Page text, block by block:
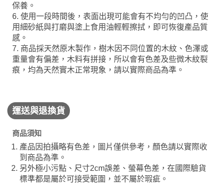
保養。
6. 使用一段時間後，表面出現可能會有不均勻的凹凸，使
用細砂紙與打磨與塗上食用油輕輕擦拭，即可恢復產品質
感。
7. 商品採天然原木製作，樹木因不同位置的木紋、色澤或
重量會有偏差，木料有拼接，所以會有色差及些微木紋裂
痕，均為天然實木正常現象，請以實際商品為準。
運送與退換貨
商品須知
產品因拍攝略有色差，圖片僅供參考，顏色請以實際收
到商品為準。
另外極小污點、尺寸2cm誤差、螢幕色差，在國際驗貨
標準都是屬於可接受範圍，並不屬於瑕疵。